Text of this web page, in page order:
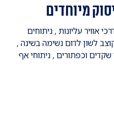
מיוחדים
אוויר עליונות , ניתוחים
לשון לדום נשימה בשינה ,
שקדים וכפתורים , ניתוחי אף